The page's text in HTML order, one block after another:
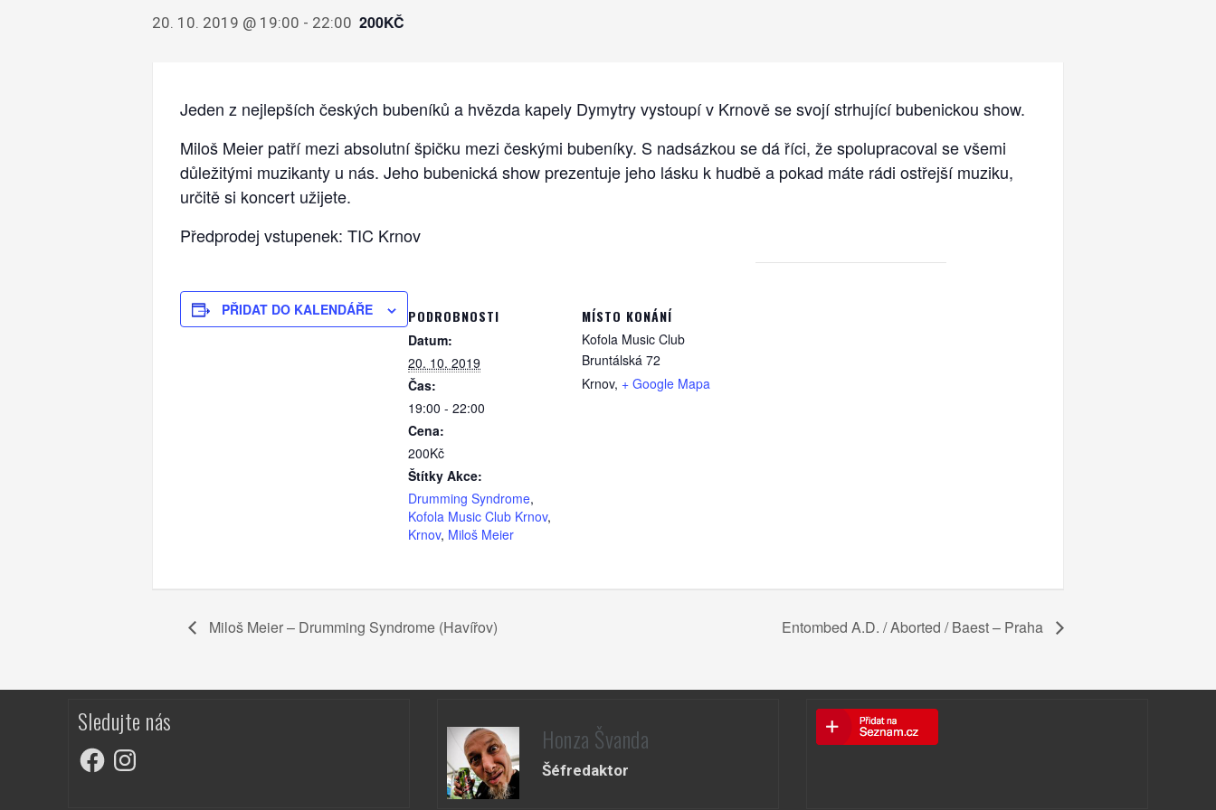
20. 10. 2019 @ 19:00 - 22:00 200KČ
Jeden z nejlepších českých bubeníků a hvězda kapely Dymytry vystoupí v Krnově se svojí strhující bubenickou show.
Miloš Meier patří mezi absolutní špičku mezi českými bubeníky. S nadsázkou se dá říci, že spolupracoval se všemi
důležitými muzikanty u nás. Jeho bubenická show prezentuje jeho lásku k hudbě a pokad máte rádi ostřejší muziku,
určitě si koncert užijete.
Předprodej vstupenek: TIC Krnov
PŘIDAT DO KALENDÁŘE PODROBNOSTI
Datum:
20. 10. 2019
Čas:
19:00 - 22:00
Cena:
200Kč
Štítky Akce:
Drumming Syndrome,
Kofola Music Club Krnov,
Krnov, Miloš Meier
MÍSTO KONÁNÍ
Kofola Music Club
Bruntálská 72
Krnov, + Google Mapa
Miloš Meier – Drumming Syndrome (Havířov) Entombed A.D. / Aborted / Baest – Praha
Sledujte nás
FacebookInstagram Honza Švanda
Šéfredaktor